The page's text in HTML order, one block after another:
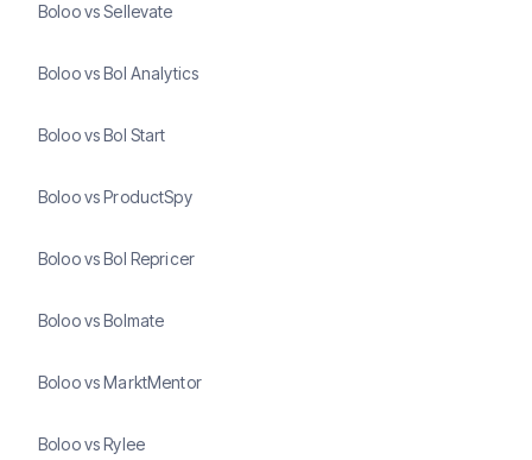
Boloo vs Sellevate
Boloo vs Bol Analytics
Boloo vs Bol Start
Boloo vs ProductSpy
Boloo vs Bol Repricer
Boloo vs Bolmate
Boloo vs MarktMentor
Boloo vs Rylee